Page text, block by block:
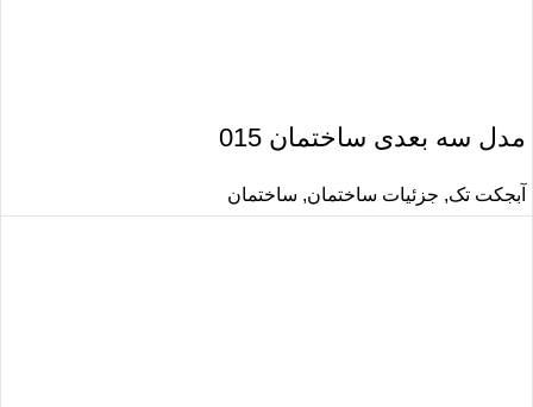
مدل سه بعدی ساختمان 015
آبجکت تک, جزئیات ساختمان, ساختمان